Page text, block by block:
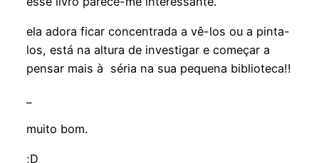
ela adora ficar concentrada a vê-los ou a pinta-
los, está na altura de investigar e começar a
pensar mais à séria na sua pequena biblioteca!!
muito bom.
;D